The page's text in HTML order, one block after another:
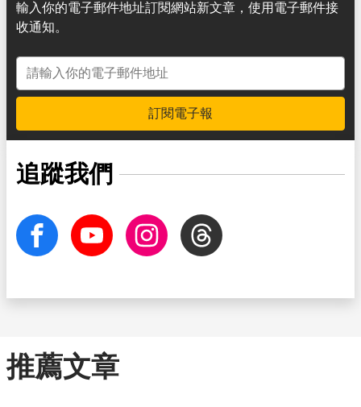
輸入你的電子郵件地址訂閱網站新文章，使用電子郵件接
收通知。
電子郵件地址
訂閱電子報
追蹤我們
facebook Youtube InstagramThreads
推薦文章